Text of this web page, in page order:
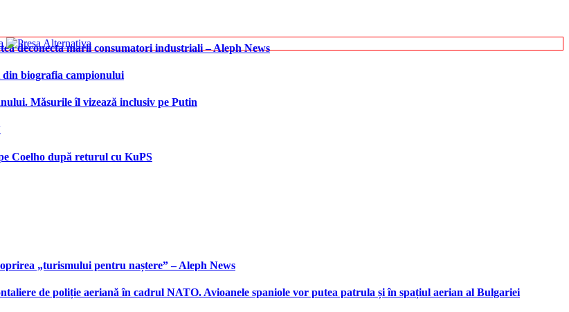
deconecta marii consumatori industriali – Aleph News
biografia campionului
Măsurile îl vizează inclusiv pe Putin
Coelho după returul cu KuPS
„turismului pentru naștere” – Aleph News
de poliție aeriană în cadrul NATO. Avioanele spaniole vor putea patrula și în spațiul aerian al Bulgariei